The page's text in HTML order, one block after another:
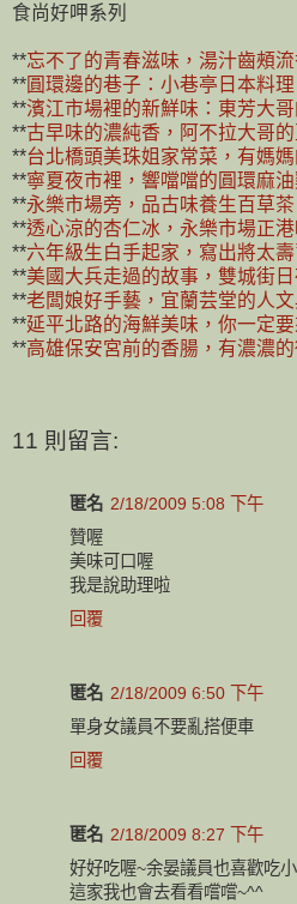
食尚好呷系列
**忘不了的青春滋味，湯汁齒頰
**圓環邊的巷子：小巷亭日本料理
**濱江市場裡的新鮮味：東芳大
**古早味的濃純香，阿不拉大哥
**台北橋頭美珠姐家常菜，有媽
**寧夏夜市裡，響噹噹的圓環麻油
**永樂市場旁，品古味養生百草茶
**透心涼的杏仁冰，永樂市場正港
**六年級生白手起家，寫出將太
**美國大兵走過的故事，雙城街
**老闆娘好手藝，宜蘭芸堂的人
**延平北路的海鮮美味，你一定
**高雄保安宮前的香腸，有濃濃
11 則留言:
匿名 2/18/2009 5:08 下午
贊喔
美味可口喔
我是說助理啦
回覆
匿名 2/18/2009 6:50 下午
單身女議員不要亂搭便車
回覆
匿名 2/18/2009 8:27 下午
好好吃喔~余晏議員也喜歡吃小
這家我也會去看看嚐嚐~^^